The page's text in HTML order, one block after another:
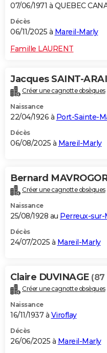
07/06/1971 à QUEBEC
Décès
06/11/2025 à Mareil-Marly
Famille LAURENT
Jacques SAINT-
Créer une cagnotte obsèques
Naissance
22/04/1926 à Port-Sainte-
Décès
06/08/2025 à Mareil-Marly
Bernard
Créer une cagnotte obsèques
Naissance
25/08/1928 au Perreux-sur-
Décès
24/07/2025 à Mareil-Marly
Claire DUVINAGE (87
Créer une cagnotte obsèques
Naissance
16/11/1937 à Viroflay
Décès
26/06/2025 à Mareil-Marly